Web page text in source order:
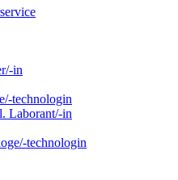
in
technologin
Laborant/-in
technologin